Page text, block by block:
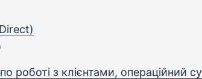
роботі з клієнтами, операційний